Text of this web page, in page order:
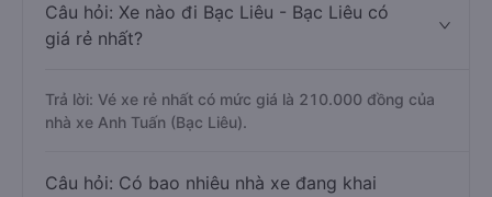
Câu hỏi: Xe nào đi Bạc Liêu - Bạc Liêu có
giá rẻ nhất?
Trả lời: Vé xe rẻ nhất có mức giá là 210.000 đồng của
nhà xe Anh Tuấn (Bạc Liêu).
Câu hỏi: Có bao nhiêu nhà xe đang khai